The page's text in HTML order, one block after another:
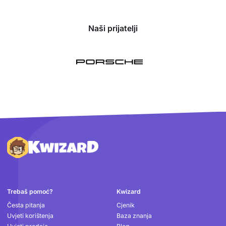
Naši prijatelji
Podnožje
Trebaš pomoć?
Česta pitanja
Uvjeti korištenja
Kwizard
Cjenik
Baza znanja